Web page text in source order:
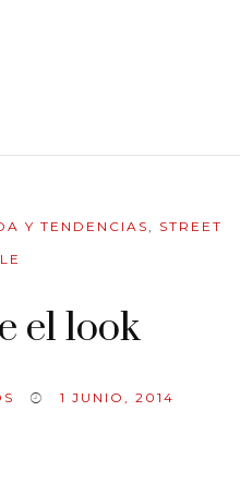
Y TENDENCIAS, STREET
el look
1 JUNIO, 2014